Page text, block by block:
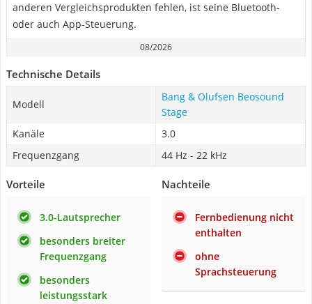
anderen Vergleichsprodukten fehlen, ist seine Bluetooth-
oder auch App-Steuerung.
08/2026
Technische Details
Modell
Bang & Olufsen Beosound
Stage
Kanäle
3.0
Frequenzgang
44 Hz - 22 kHz
Vorteile
3.0-Lautsprecher
besonders breiter
Frequenzgang
besonders
leistungsstark
Nachteile
Fernbedienung nicht
enthalten
ohne
Sprachsteuerung